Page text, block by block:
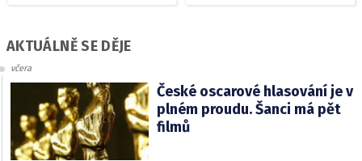
AKTUÁLNĚ SE DĚJE
včera
České oscarové hlasování je v
plném proudu. Šanci má pět
filmů